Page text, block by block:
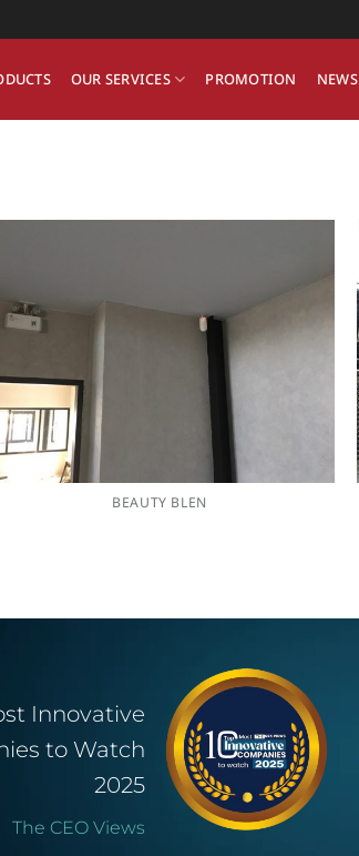
OUR SERVICES PROMOTION NEWS
BEAUTY BLEN
Innovative
to Watch
2025
The CEO Views